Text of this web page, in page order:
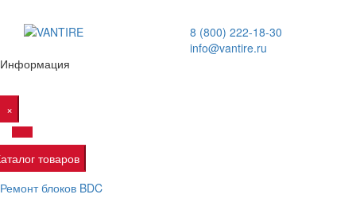
8 (800) 222-18-30
info@vantire.ru
Информация
×
товаров
Ремонт блоков BDC